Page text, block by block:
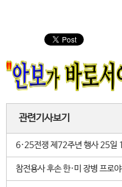
관련기사보기
6·25전쟁 제72주년 행사 25일
참전용사 후손 한·미 장병 프로